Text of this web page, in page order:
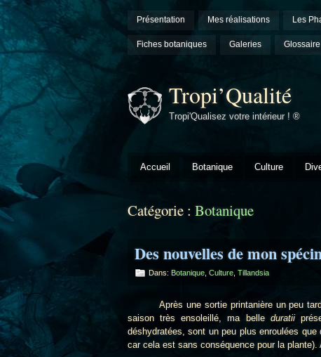
Présentation Mes réalisations Les
Fiches botaniques Galeries Glossaire
Tropi’Qualité
Tropi'Qualisez votre intérieur ! ®
Accueil Botanique Culture
Catégorie : Botanique
Des nouvelles de mon
Dans: Botanique Culture Tillandsia
Après une sortie printanière un peu
saison très ensoleillé, ma belle duratii
déshydratées, sont un peu plus enroulées
car cela est sans conséquence pour la